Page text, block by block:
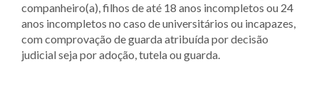
companheiro(a), filhos de até 18 anos incompletos ou 24
anos incompletos no caso de universitários ou incapazes,
com comprovação de guarda atribuída por decisão
judicial seja por adoção, tutela ou guarda.